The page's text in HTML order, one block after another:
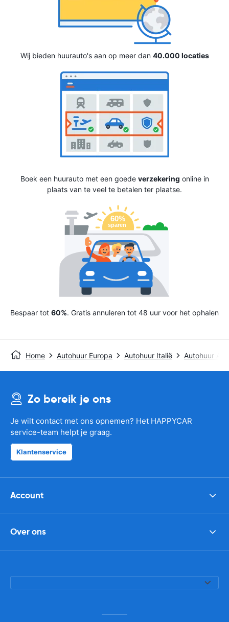
Wij bieden huurauto's aan op meer dan 40.000 locaties
Boek een huurauto met een goede verzekering online in
plaats van te veel te betalen ter plaatse.
Bespaar tot 60%. Gratis annuleren tot 48 uur voor het ophalen
Home Autohuur Europa Autohuur Italië Autohuur
Zo bereik je ons
Je wilt contact met ons opnemen? Het HAPPYCAR
service-team helpt je graag.
Klantenservice
Account
Over ons